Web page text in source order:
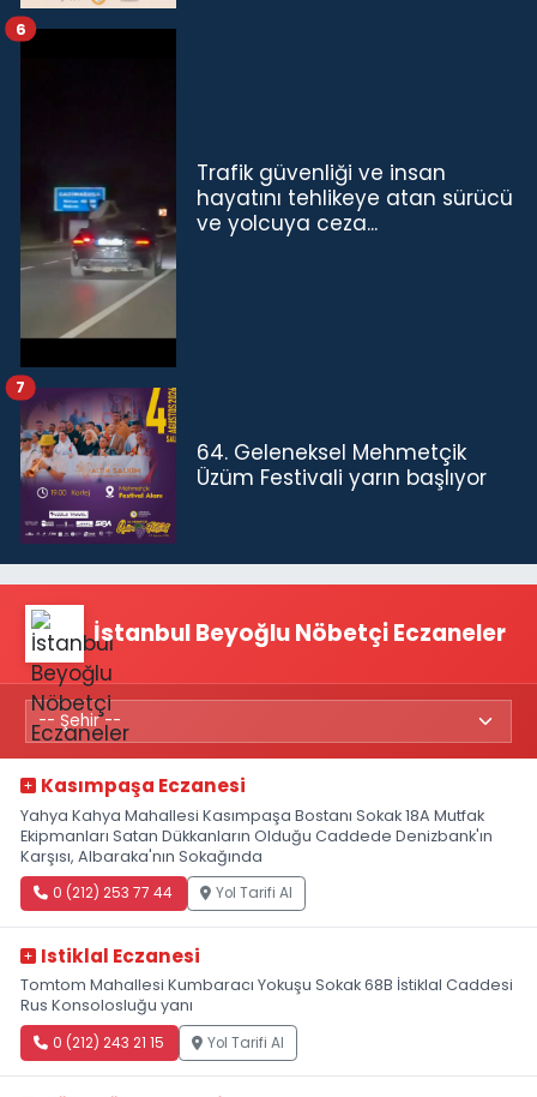
Trafik güvenliği ve insan
hayatını tehlikeye atan sürücü
ve yolcuya ceza...
6
64. Geleneksel Mehmetçik
Üzüm Festivali yarın başlıyor
7
İstanbul Beyoğlu Nöbetçi Eczaneler
Kasımpaşa Eczanesi
Yahya Kahya Mahallesi Kasımpaşa Bostanı Sokak 18A Mutfak
Ekipmanları Satan Dükkanların Olduğu Caddede Denizbank'ın
Karşısı, Albaraka'nın Sokağında
0 (212) 253 77 44 Yol Tarifi Al
Istiklal Eczanesi
Tomtom Mahallesi Kumbaracı Yokuşu Sokak 68B İstiklal Caddesi
Rus Konsolosluğu yanı
0 (212) 243 21 15 Yol Tarifi Al